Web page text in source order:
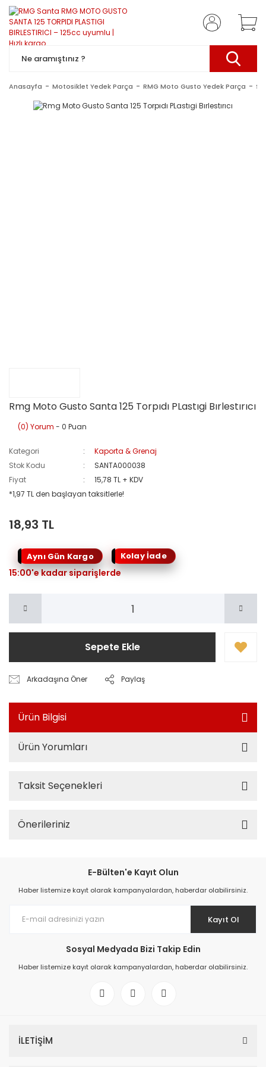
Anasayfa Motosiklet Yedek Parça RMG Moto Gusto Yedek Parça
Rmg Moto Gusto Santa 125 Torpıdı PLastıgi Bırlestırıcı
(0) Yorum - 0 Puan
Kategori
Kaporta & Grenaj
Stok Kodu
SANTA000038
Fiyat
15,78 TL + KDV
*1,97 TL den başlayan taksitlerle!
18,93 TL
Aynı Gün Kargo Kolay İade
15:00'e kadar siparişlerde
Sepete Ekle
Arkadaşına Öner Paylaş
Ürün Bilgisi
Ürün Yorumları
Taksit Seçenekleri
Önerileriniz
E-Bülten'e Kayıt Olun
Haber listemize kayıt olarak kampanyalardan, haberdar olabilirsiniz.
Kayıt Ol
Sosyal Medyada Bizi Takip Edin
Haber listemize kayıt olarak kampanyalardan, haberdar olabilirsiniz.
İLETİŞİM